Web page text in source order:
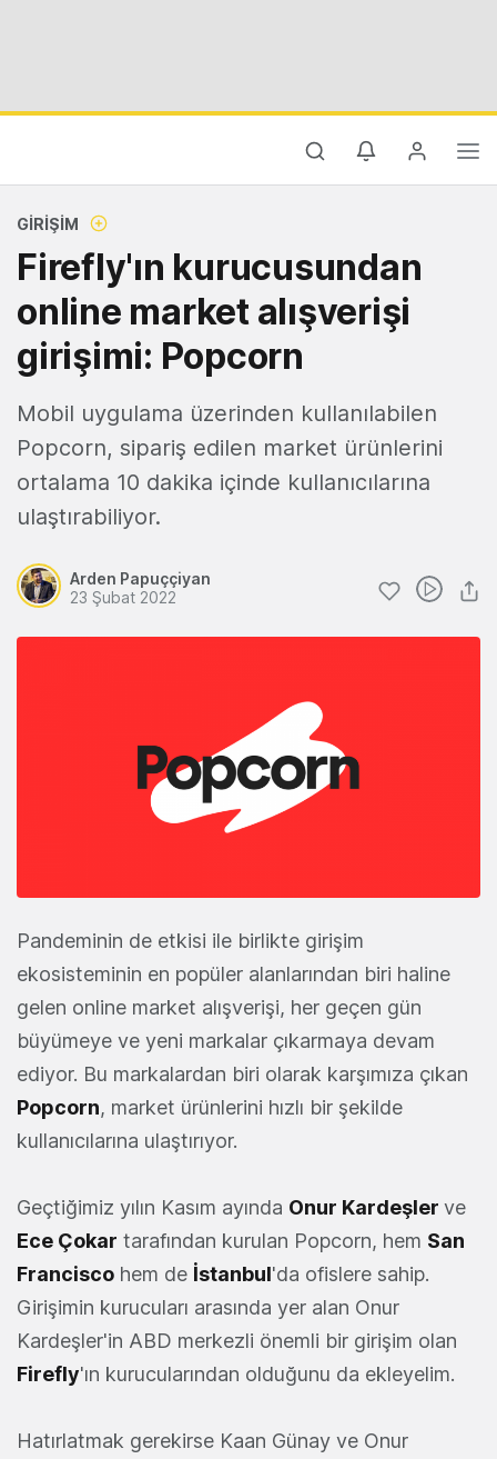
GIRIŞIM
Firefly'ın kurucusundan
online market alışverişi
girişimi: Popcorn
Mobil uygulama üzerinden kullanılabilen
Popcorn, sipariş edilen market ürünlerini
ortalama 10 dakika içinde kullanıcılarına
ulaştırabiliyor.
Arden Papuççiyan
23 Şubat 2022
Pandeminin de etkisi ile birlikte girişim
ekosisteminin en popüler alanlarından biri haline
gelen online market alışverişi, her geçen gün
büyümeye ve yeni markalar çıkarmaya devam
ediyor. Bu markalardan biri olarak karşımıza çıkan
Popcorn, market ürünlerini hızlı bir şekilde
kullanıcılarına ulaştırıyor.
Geçtiğimiz yılın Kasım ayında Onur Kardeşler ve
Ece Çokar tarafından kurulan Popcorn, hem San
Francisco hem de İstanbul'da ofislere sahip.
Girişimin kurucuları arasında yer alan Onur
Kardeşler'in ABD merkezli önemli bir girişim olan
Firefly'ın kurucularından olduğunu da ekleyelim.
Hatırlatmak gerekirse Kaan Günay ve Onur